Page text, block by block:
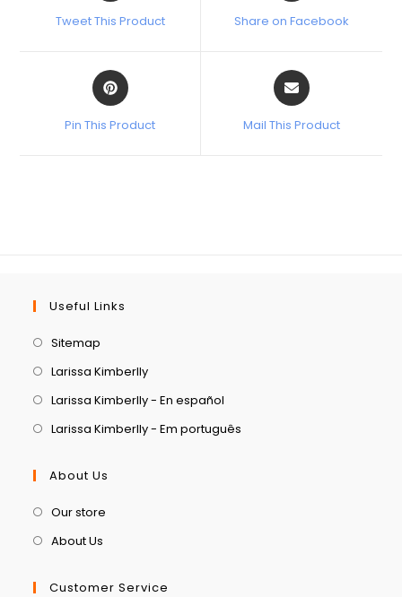
Tweet This Product Share on Facebook
Pin This Product Mail This Product
Useful Links
Sitemap
Larissa Kimberlly
Larissa Kimberlly - En español
Larissa Kimberlly - Em português
About Us
Our store
About Us
Customer Service